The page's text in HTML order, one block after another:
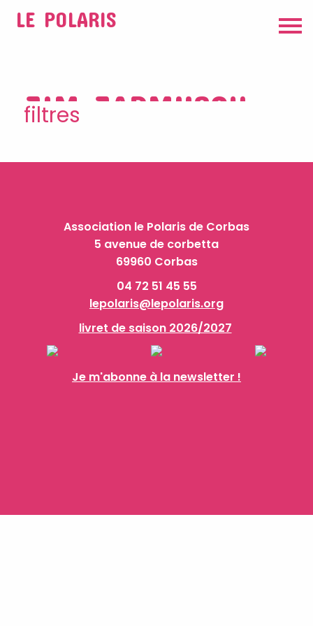
LE POLARIS
filtres
JIM JARMUSCH
Association le Polaris de Corbas
5 avenue de corbetta
69960 Corbas
04 72 51 45 55
lepolaris@lepolaris.org
livret de saison 2026/2027
Je m'abonne à la newsletter !